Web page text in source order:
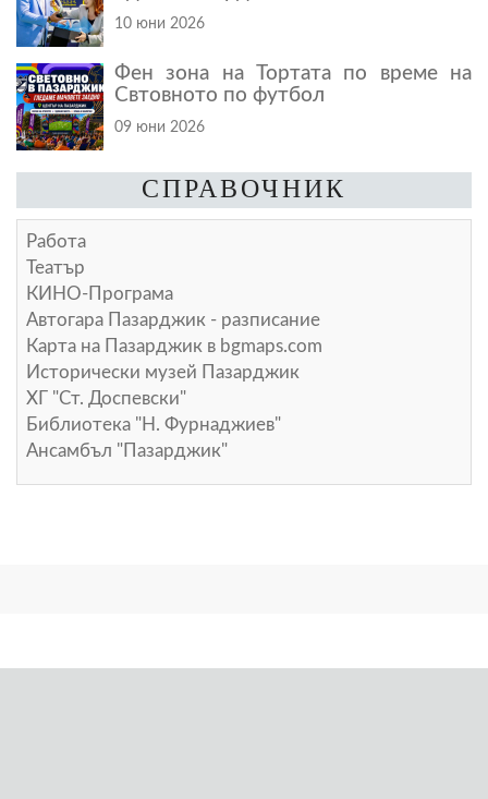
10 юни 2026
Фен зона на Тортата по време на
Свтовното по футбол
09 юни 2026
СПРАВОЧНИК
Работа
Театър
КИНО-Програма
Автогара Пазарджик - разписание
Карта на Пазарджик в bgmaps.com
Исторически музей Пазарджик
ХГ "Ст. Доспевски"
Библиотека "Н. Фурнаджиев"
Ансамбъл "Пазарджик"